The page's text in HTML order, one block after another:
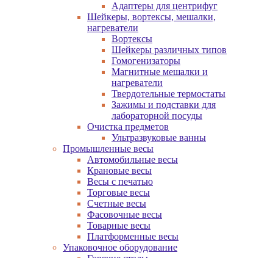
Адаптеры для центрифуг
Шейкеры, вортексы, мешалки,
нагреватели
Вортексы
Шейкеры различных типов
Гомогенизаторы
Магнитные мешалки и
нагреватели
Твердотельные термостаты
Зажимы и подставки для
лабораторной посуды
Очистка предметов
Ультразвуковые ванны
Промышленные весы
Автомобильные весы
Крановые весы
Весы с печатью
Торговые весы
Счетные весы
Фасовочные весы
Товарные весы
Платформенные весы
Упаковочное оборудование